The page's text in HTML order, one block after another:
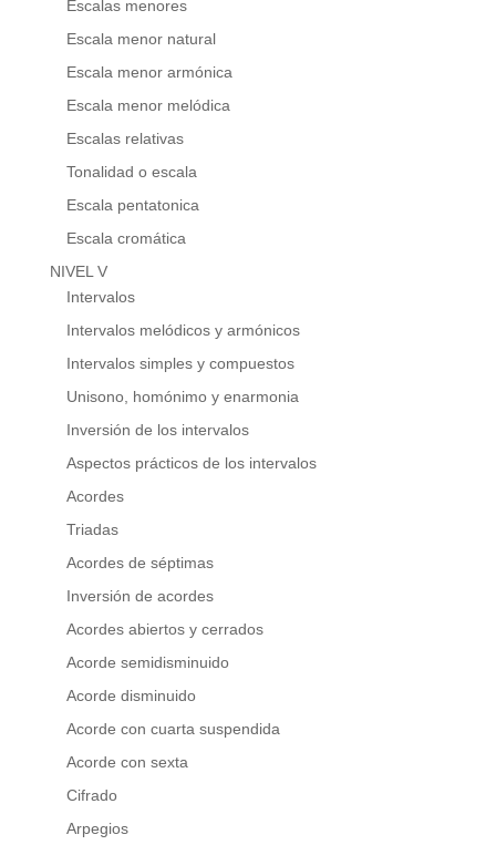
Escalas menores
Escala menor natural
Escala menor armónica
Escala menor melódica
Escalas relativas
Tonalidad o escala
Escala pentatonica
Escala cromática
NIVEL V
Intervalos
Intervalos melódicos y armónicos
Intervalos simples y compuestos
Unisono, homónimo y enarmonia
Inversión de los intervalos
Aspectos prácticos de los intervalos
Acordes
Triadas
Acordes de séptimas
Inversión de acordes
Acordes abiertos y cerrados
Acorde semidisminuido
Acorde disminuido
Acorde con cuarta suspendida
Acorde con sexta
Cifrado
Arpegios